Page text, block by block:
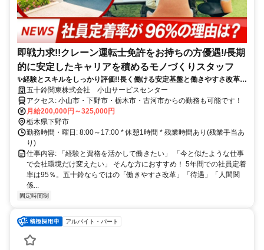
即戦力求!!クレーン運転士免許をお持ちの方優遇!/長期
的に安定したキャリアを積めるモノづくりスタッフ
✨経験とスキルをしっかり評価!!長く働ける安定基盤と働きやすさ改革で
日々成長する会社！
五十鈴関東株式会社 小山サービスセンター
アクセス: 小山市・下野市・栃木市・古河市からの勤務も可能です！
月給200,000円～325,000円
栃木県下野市
勤務時間・曜日: 8:00～17:00 * 休憩1時間 * 残業時間あり(残業手当あ
り)
仕事内容: 「経験と資格を活かして働きたい」 「今と似たような仕事
で会社環境だけ変えたい」 そんな方におすすめ！ 5年間での社員定着
率は95％。五十鈴ならではの「働きやすさ改革」「待遇」「人間関
係...
固定時間制
アルバイト・パート